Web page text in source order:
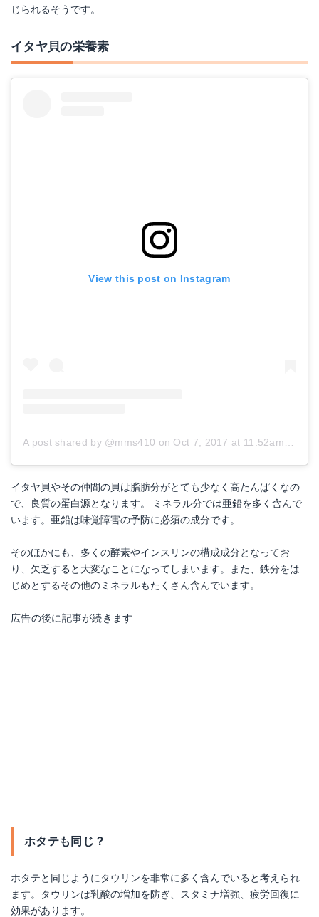
じられるそうです。
イタヤ貝の栄養素
View this post on Instagram
A post shared by @mms410 on Oct 7, 2017 at 11:52am PDT
イタヤ貝やその仲間の貝は脂肪分がとても少なく高たんぱくなの
で、良質の蛋白源となります。 ミネラル分では亜鉛を多く含んで
います。亜鉛は味覚障害の予防に必須の成分です。
そのほかにも、多くの酵素やインスリンの構成成分となってお
り、欠乏すると大変なことになってしまいます。また、鉄分をは
じめとするその他のミネラルもたくさん含んでいます。
広告の後に記事が続きます
ホタテも同じ？
ホタテと同じようにタウリンを非常に多く含んでいると考えられ
ます。タウリンは乳酸の増加を防ぎ、スタミナ増強、疲労回復に
効果があります。